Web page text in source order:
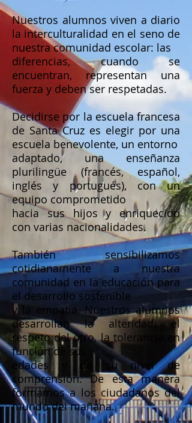
Nuestros alumnos viven a diario
la interculturalidad en el seno de
nuestra comunidad escolar: las
diferencias, cuando se
encuentran, representan una
fuerza y deben ser respetadas.
Decidirse por la escuela francesa
de Santa Cruz es elegir por una
escuela benevolente, un entorno
adaptado, una enseñanza
plurilingüe (francés, español,
inglés y portugués), con un
equipo comprometido
hacia sus hijos y enriquecido
con varias nacionalidades.
También sensibilizamos
cotidianamente a nuestra
comunidad en la educación para
el desarrollo sostenible
y la empatía. Nuestros alumnos
desarrollan la alteridad, el
respeto del otro, la tolerancia en
función de sus
edades y de su nivel de
comprensión. De esta manera
formamos a los ciudadanos del
mundo del mañana.